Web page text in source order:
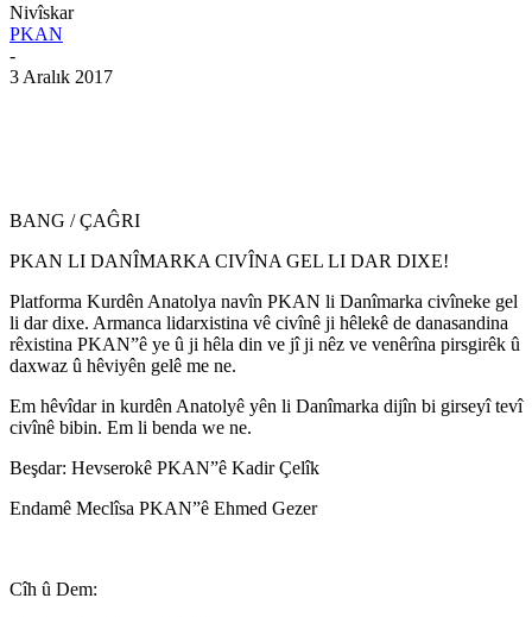
Nivîskar
PKAN
-
3 Aralık 2017
BANG / ÇAĜRI
PKAN LI DANÎMARKA CIVÎNA GEL LI DAR DIXE!
Platforma Kurdên Anatolya navîn PKAN li Danîmarka civîneke gel
li dar dixe. Armanca lidarxistina vê civînê ji hêlekê de danasandina
rêxistina PKAN”ê ye û ji hêla din ve jî ji nêz ve venêrîna pirsgirêk û
daxwaz û hêviyên gelê me ne.
Em hêvîdar in kurdên Anatolyê yên li Danîmarka dijîn bi girseyî tevî
civînê bibin. Em li benda we ne.
Beşdar: Hevserokê PKAN”ê Kadir Çelîk
Endamê Meclîsa PKAN”ê Ehmed Gezer
Cîh û Dem: